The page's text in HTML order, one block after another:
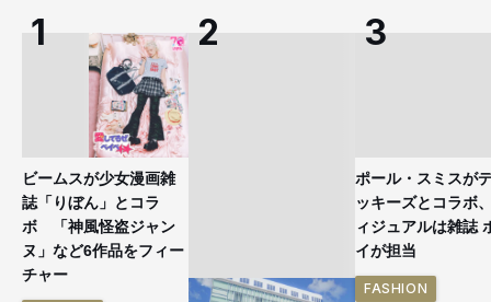
ビームスが少女漫画雑
誌「りぼん」とコラ
ボ 「神風怪盗ジャン
ヌ」など6作品をフィー
チャー
ポール・スミスが
ッキーズとコラボ
ィジュアルは雑誌
イが担当
FASHION